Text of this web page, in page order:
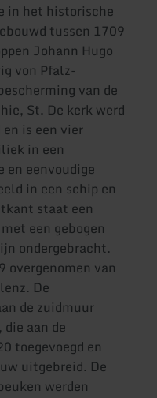
in het historische
tussen 1709
Johann Hugo
von Pfalz-
van de
St. De kerk werd
is een vier
in een
en eenvoudige
in een schip en
staat een
een gebogen
ondergebracht.
overgenomen van
De
de zuidmuur
aan de
toegevoegd en
uitgebreid. De
werden